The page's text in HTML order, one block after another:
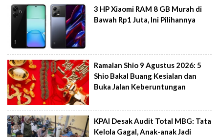
3 HP Xiaomi RAM 8 GB Murah di
Bawah Rp1 Juta, Ini Pilihannya
Ramalan Shio 9 Agustus 2026: 5
Shio Bakal Buang Kesialan dan
Buka Jalan Keberuntungan
KPAI Desak Audit Total MBG: Tata
Kelola Gagal, Anak-anak Jadi